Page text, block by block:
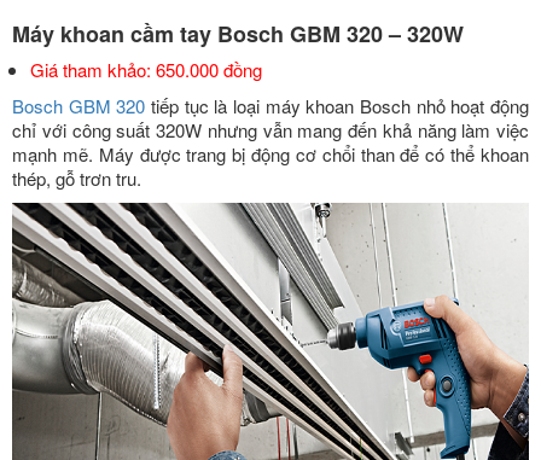
Máy khoan cầm tay Bosch GBM 320 – 320W
Giá tham khảo: 650.000 đồng
Bosch GBM 320 tiếp tục là loại máy khoan Bosch nhỏ hoạt động
chỉ với công suất 320W nhưng vẫn mang đến khả năng làm việc
mạnh mẽ. Máy được trang bị động cơ chổi than để có thể khoan
thép, gỗ trơn tru.